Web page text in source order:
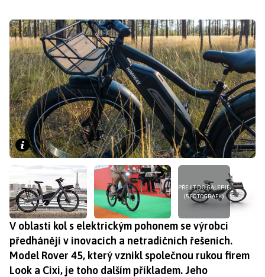
PŘEJÍT DO GALERIE
(5 FOTOGRAFIÍ)
V oblasti kol s elektrickým pohonem se výrobci
předhánějí v inovacích a netradičních řešeních.
Model Rover 45, který vznikl společnou rukou firem
Look a Cixi, je toho dalším příkladem. Jeho